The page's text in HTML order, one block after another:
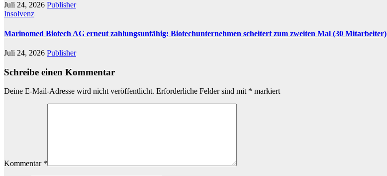
Juli 24, 2026 Publisher
Insolvenz
Marinomed Biotech AG erneut zahlungsunfähig: Biotechunternehmen scheitert zum zweiten Mal (30 Mitarbeiter)
Juli 24, 2026 Publisher
Schreibe einen Kommentar
Deine E-Mail-Adresse wird nicht veröffentlicht. Erforderliche Felder sind mit * markiert
Kommentar *